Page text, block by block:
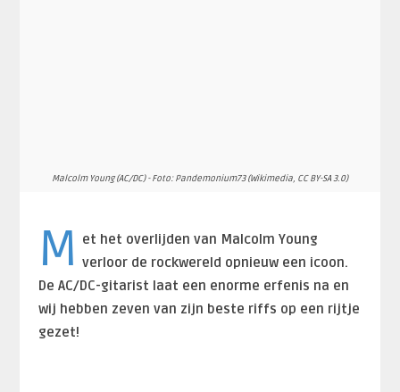
Malcolm Young (AC/DC) - Foto: Pandemonium73 (Wikimedia, CC BY-SA 3.0)
M
et het overlijden van Malcolm Young
verloor de rockwereld opnieuw een icoon.
De AC/DC-gitarist laat een enorme erfenis na en
wij hebben zeven van zijn beste riffs op een rijtje
gezet!